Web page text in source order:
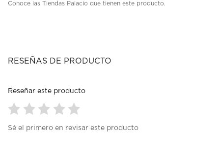
Conoce las Tiendas Palacio que tienen este producto.
RESEÑAS DE PRODUCTO
Reseñar este producto
paraparaparaparapara
Sé el primero en revisar este producto